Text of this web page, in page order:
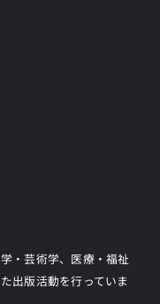
・芸術学、医療・福祉
出版活動を行っていま